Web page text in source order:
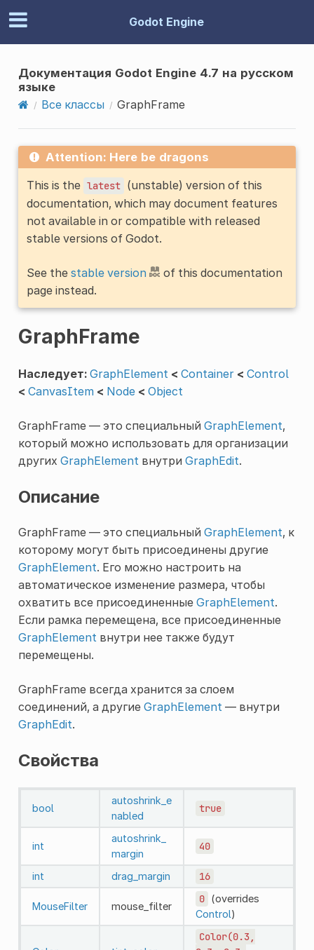
Godot Engine
Документация Godot Engine 4.7 на русском
языке
Все классы
GraphFrame
Attention: Here be dragons
This is the latest (unstable) version of this
documentation, which may document features
not available in or compatible with released
stable versions of Godot.
See the stable version
of this documentation
page instead.
GraphFrame
Наследует: GraphElement < Container < Control
< CanvasItem < Node < Object
GraphFrame — это специальный GraphElement,
который можно использовать для организации
других GraphElement внутри GraphEdit.
Описание
GraphFrame — это специальный GraphElement, к
которому могут быть присоединены другие
GraphElement. Его можно настроить на
автоматическое изменение размера, чтобы
охватить все присоединенные GraphElement.
Если рамка перемещена, все присоединенные
GraphElement внутри нее также будут
перемещены.
GraphFrame всегда хранится за слоем
соединений, а другие GraphElement — внутри
GraphEdit.
Свойства
bool
autoshrink_e
nabled
true
int
autoshrink_
margin
40
int drag_margin 16
MouseFilter mouse_filter
0 (overrides
Control)
Color(0.3,